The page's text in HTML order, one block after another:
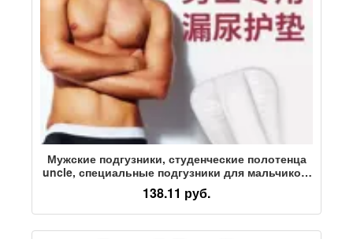
Мужские подгузники, студенческие полотенца
uncle, специальные подгузники для мальчиков,
треугольные прокладки, прокладки для
пеленания, физиологические впитывающие
полотенца, подгузники
138.11 руб.